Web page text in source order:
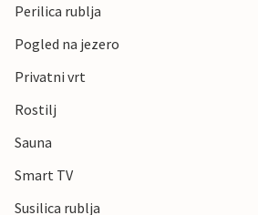
Perilica rublja
Pogled na jezero
Privatni vrt
Rostilj
Sauna
Smart TV
Susilica rublja